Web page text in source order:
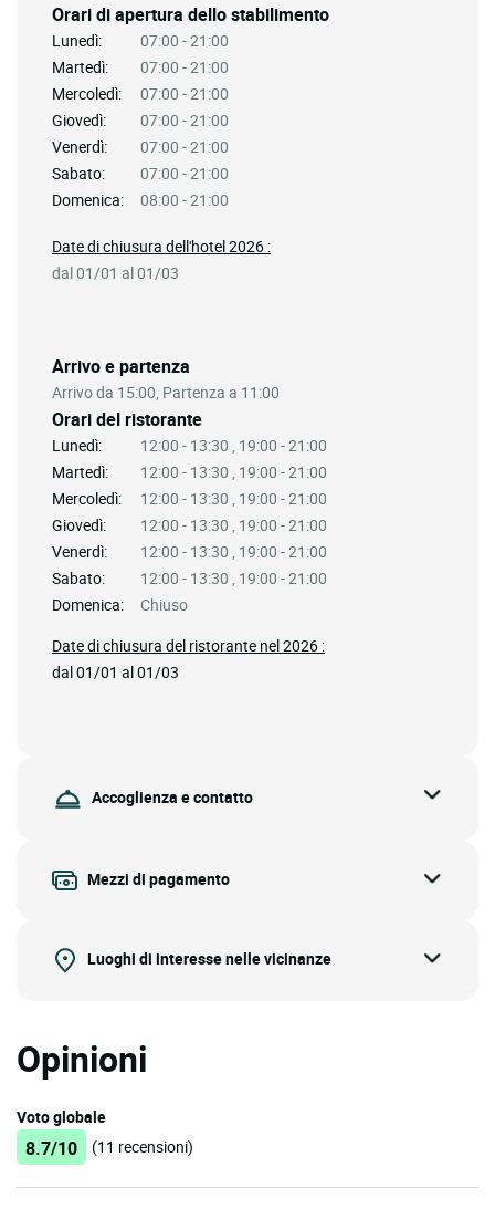
Orari di apertura dello stabilimento
Lunedì:
07:00 - 21:00
Martedì:
07:00 - 21:00
Mercoledì:
07:00 - 21:00
Giovedì:
07:00 - 21:00
Venerdì:
07:00 - 21:00
Sabato:
07:00 - 21:00
Domenica:
08:00 - 21:00
Arrivo e partenza
Arrivo da 15:00, Partenza a 11:00
Orari del ristorante
Lunedì:
12:00 - 13:30 , 19:00 - 21:00
Martedì:
12:00 - 13:30 , 19:00 - 21:00
Mercoledì:
12:00 - 13:30 , 19:00 - 21:00
Giovedì:
12:00 - 13:30 , 19:00 - 21:00
Venerdì:
12:00 - 13:30 , 19:00 - 21:00
Sabato:
12:00 - 13:30 , 19:00 - 21:00
Domenica:
Chiuso
Date di chiusura del ristorante nel 2026 :
dal 01/01 al 01/03
Date di chiusura dell'hotel 2026 :
dal 01/01 al 01/03
Accoglienza e contatto
Mezzi di pagamento
Luoghi di interesse nelle vicinanze
Opinioni
Voto globale
8.7/10 (11 recensioni)